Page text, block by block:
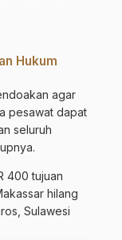
Hukum
agar
pesawat dapat
seluruh
400 tujuan
hilang
Sulawesi